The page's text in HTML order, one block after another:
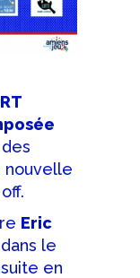
nouvelle
Eric
le
en